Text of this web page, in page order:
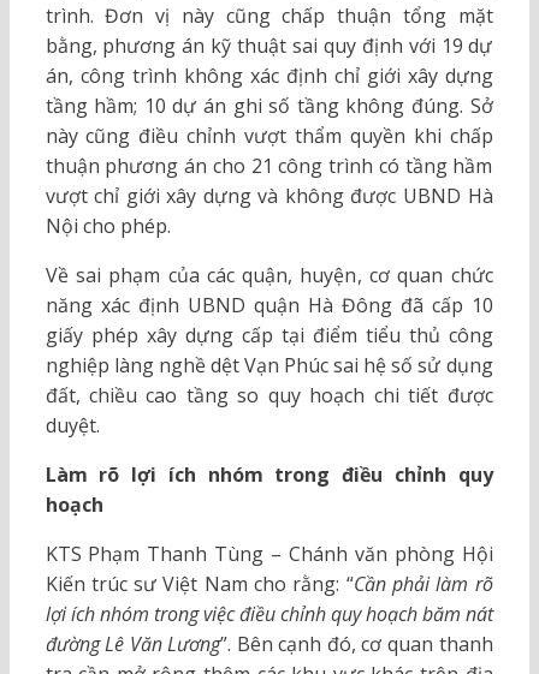
trình. Đơn vị này cũng chấp thuận tổng mặt
bằng, phương án kỹ thuật sai quy định với 19 dự
án, công trình không xác định chỉ giới xây dựng
tầng hầm; 10 dự án ghi số tầng không đúng. Sở
này cũng điều chỉnh vượt thẩm quyền khi chấp
thuận phương án cho 21 công trình có tầng hầm
vượt chỉ giới xây dựng và không được UBND Hà
Nội cho phép.
Về sai phạm của các quận, huyện, cơ quan chức
năng xác định UBND quận Hà Đông đã cấp 10
giấy phép xây dựng cấp tại điểm tiểu thủ công
nghiệp làng nghề dệt Vạn Phúc sai hệ số sử dụng
đất, chiều cao tầng so quy hoạch chi tiết được
duyệt.
Làm rõ lợi ích nhóm trong điều chỉnh quy
hoạch
KTS Phạm Thanh Tùng – Chánh văn phòng Hội
Kiến trúc sư Việt Nam cho rằng: “Cần phải làm rõ
lợi ích nhóm trong việc điều chỉnh quy hoạch băm nát
đường Lê Văn Lương”. Bên cạnh đó, cơ quan thanh